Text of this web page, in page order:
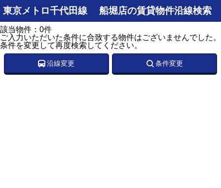
東京メトロ千代田線 船堀店の賃貸物件沿線検索
該当物件：0件
ご入力いただいた条件に合致する物件はございませんでした。
条件を変更して再度検索してください。
沿線変更 条件変更